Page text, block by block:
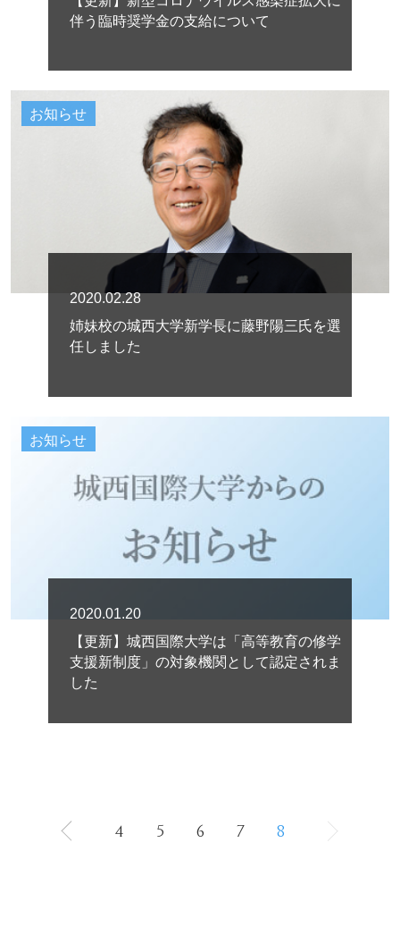
伴う臨時奨学金の支給について
お知らせ
2020.02.28
姉妹校の城西大学新学長に藤野陽三氏を選
任しました
お知らせ
2020.01.20
【更新】城西国際大学は「高等教育の修学
支援新制度」の対象機関として認定されま
した
4 5 6 7 8